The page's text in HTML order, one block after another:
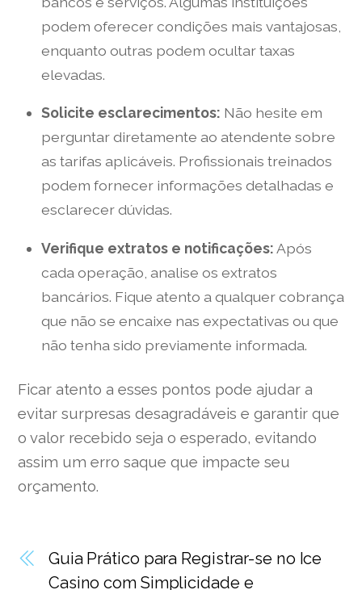
podem oferecer condições mais vantajosas,
enquanto outras podem ocultar taxas
elevadas.
Solicite esclarecimentos: Não hesite em
perguntar diretamente ao atendente sobre
as tarifas aplicáveis. Profissionais treinados
podem fornecer informações detalhadas e
esclarecer dúvidas.
Verifique extratos e notificações: Após
cada operação, analise os extratos
bancários. Fique atento a qualquer cobrança
que não se encaixe nas expectativas ou que
não tenha sido previamente informada.
Ficar atento a esses pontos pode ajudar a
evitar surpresas desagradáveis e garantir que
o valor recebido seja o esperado, evitando
assim um erro saque que impacte seu
orçamento.
Guia Prático para Registrar-se no Ice
Casino com Simplicidade e